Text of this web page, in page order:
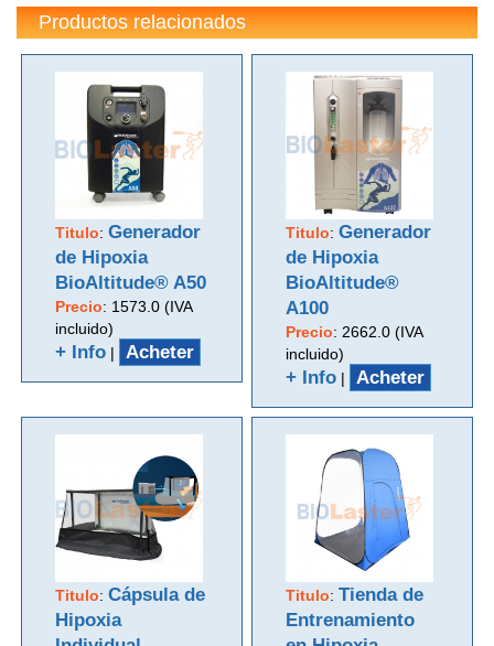
Productos relacionados
Titulo:Generador
de Hipoxia
BioAltitude® A50
Precio: 1573.0 (IVA
incluido)
+ Info | Acheter
Titulo:Generador
de Hipoxia
BioAltitude®
A100
Precio: 2662.0 (IVA
incluido)
+ Info | Acheter
Titulo:Cápsula de
Hipoxia
Titulo:Tienda de
Entrenamiento